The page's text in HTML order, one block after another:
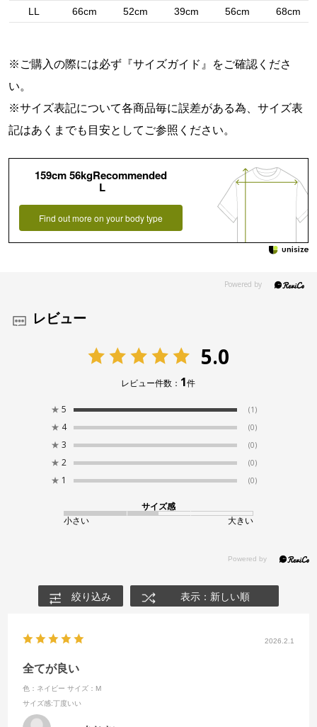
LL
66cm 52cm 39cm 56cm 68cm
※ご購入の際には必ず『サイズガイド 』をご確認くださ
い。
※サイズ表記について各商品毎に誤差がある為、サイズ表
記はあくまでも目安としてご参照ください。
159cm 56kgRecommended
L
Find out more on your body type
レビュー
5.0
レビュー件数： 1件
★ 5 (1)
★ 4 (0)
★ 3 (0)
★ 2 (0)
★ 1 (0)
サイズ感
小さい
大きい
絞り込み 表示：新しい順
2026.2.1
全てが良い
色：ネイビー サイズ：M
サイズ感:丁度いい